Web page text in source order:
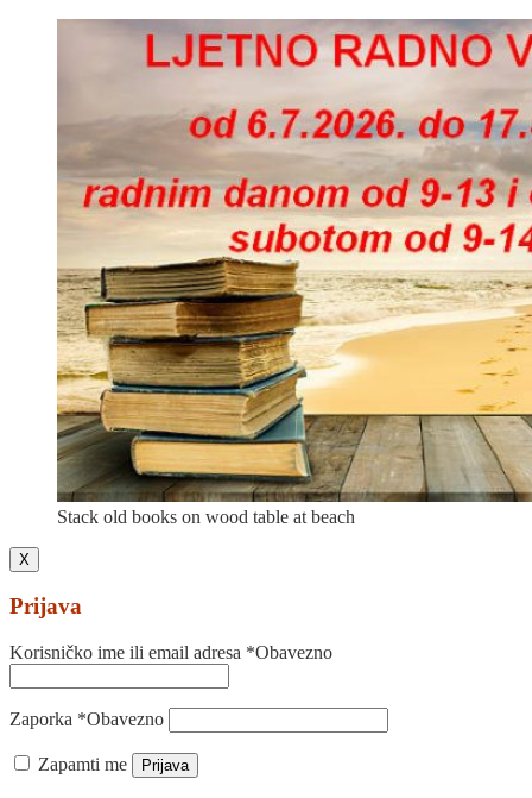
Stack old books on wood table at beach
X
Prijava
Korisničko ime ili email adresa *Obavezno
Zaporka *Obavezno
Zapamti me Prijava